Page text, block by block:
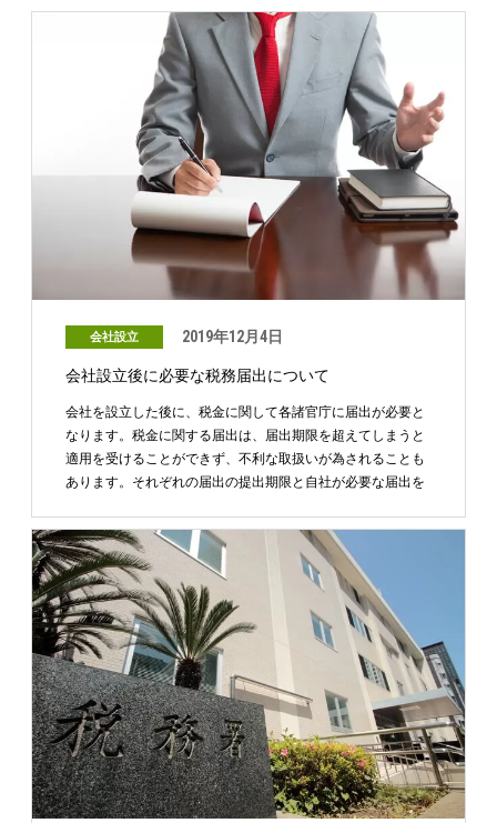
会社設立 2019年12月4日
会社設立後に必要な税務届出について
会社を設立した後に、税金に関して各諸官庁に届出が必要と
なります。税金に関する届出は、届出期限を超えてしまうと
適用を受けることができず、不利な取扱いが為されることも
あります。それぞれの届出の提出期限と自社が必要な届出を